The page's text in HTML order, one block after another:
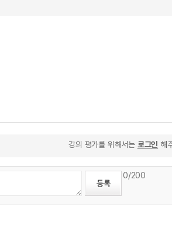
강의 평가를 위해서는 로그인 해
0/200